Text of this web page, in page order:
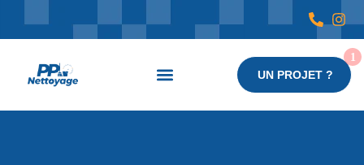
UN PROJET ?